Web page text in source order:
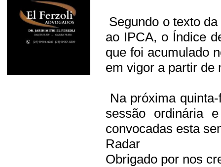
Segundo o texto
ao IPCA, o Índice
que foi acumulado
em vigor a partir de
Na próxima
sessão ordinária
convocadas esta
Radar
Obrigado por nos